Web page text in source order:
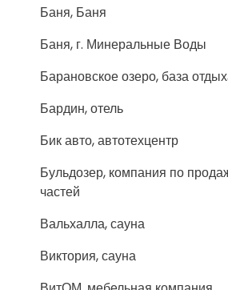
Баня, Баня
Баня, г. Минеральные Воды
Барановское озеро, база
Бардин, отель
Бик авто, автотехцентр
Бульдозер, компания по
частей
Вальхалла, сауна
Виктория, сауна